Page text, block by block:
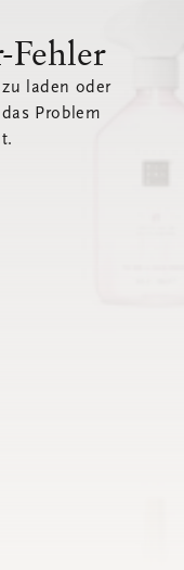
Fehler
laden oder
Problem